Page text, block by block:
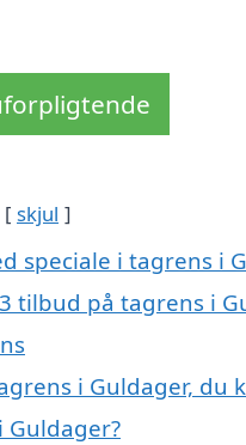
skjul
speciale i tagrens i
tilbud på tagrens i
i Guldager, du
Guldager?